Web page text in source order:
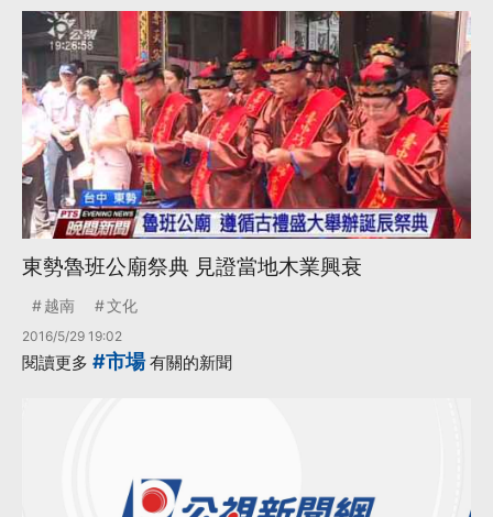
東勢魯班公廟祭典 見證當地木業興衰
越南 文化
2016/5/29 19:02
閱讀更多 #市場有關的新聞